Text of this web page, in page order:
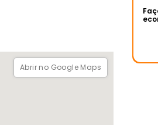
Abrir no Google Maps